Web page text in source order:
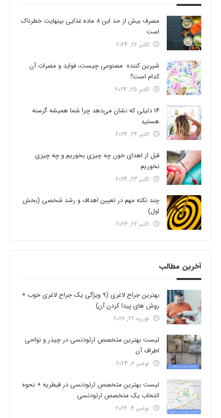
مصرف بیش از حد این 8 ماده غذایی بینهایت خطرناک
است
اکتبر 26, 2024
شیرین کننده مصنوعی چیست، فواید و مضرات آن
کدام است؟
اکتبر 25, 2024
14 دلیلی که نشان می‌دهد چرا شما همیشه گرسنه
هستید
اکتبر 24, 2024
قبل از اهدای خون چه چیزی بخوریم و چه چیزی
نخوریم
اکتبر 23, 2024
چند نکته مهم در تعیین اهداف و رشد شخصی (بخش
اول)
اکتبر 22, 2024
آخرین مطالب
بهترین جراح لاغری (9 ویژگی یک جراح لاغری خوب +
روش های پیدا کردن آن)
فوریه 22, 2026
لیست بهترین متخصص ارتودنسی در چیذر و نواحی
اطراف آن
نوامبر 6, 2024
لیست بهترین متخصص ارتودنسی در قیطریه + نحوه
انتخاب یک متخصص ارتودنسی
نوامبر 4, 2024